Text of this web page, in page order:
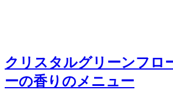
クリスタルグリーンフロ
ーの香り のメニュー